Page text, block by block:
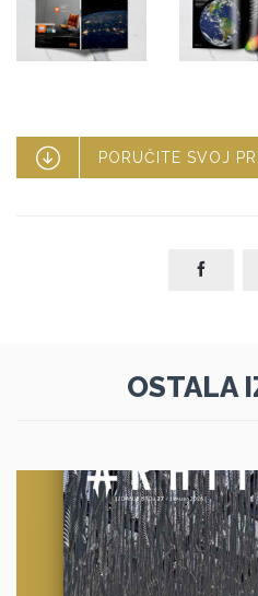
 PORUČITE SVOJ

OSTALA